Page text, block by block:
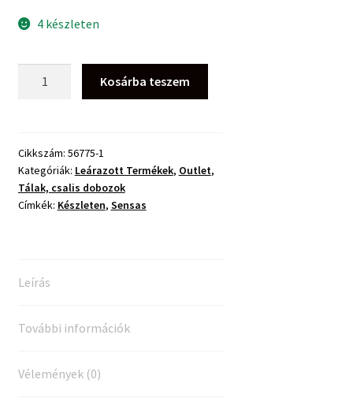
4 készleten
Mini
Boite
A
Esches
Kosárba teszem
Cikkszám: 56775-1
Kategóriák: Leárazott Termékek, Outlet,
Tálak, csalis dobozok
Címkék: Készleten, Sensas
Leírás
További információk
Vélemények (0)